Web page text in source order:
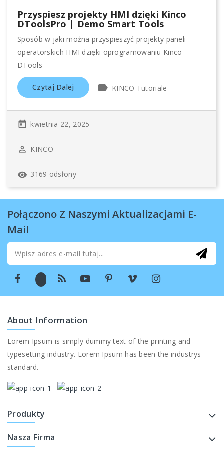
Przyspiesz projekty HMI dzięki Kinco
DToolsPro | Demo Smart Tools
Sposób w jaki można przyspieszyć projekty paneli
operatorskich HMI dzięki oprogramowaniu Kinco
DTools
Czytaj Dalej label KINCO Tutoriale
today kwietnia 22, 2025
perm_identity KINCO
remove_red_eye 3169 odsłony
Połączono Z Naszymi Aktualizacjami E-
Mail
About Information
Lorem Ipsum is simply dummy text of the printing and
typesetting industry. Lorem Ipsum has been the industrys
standard.
Produkty
Nasza Firma